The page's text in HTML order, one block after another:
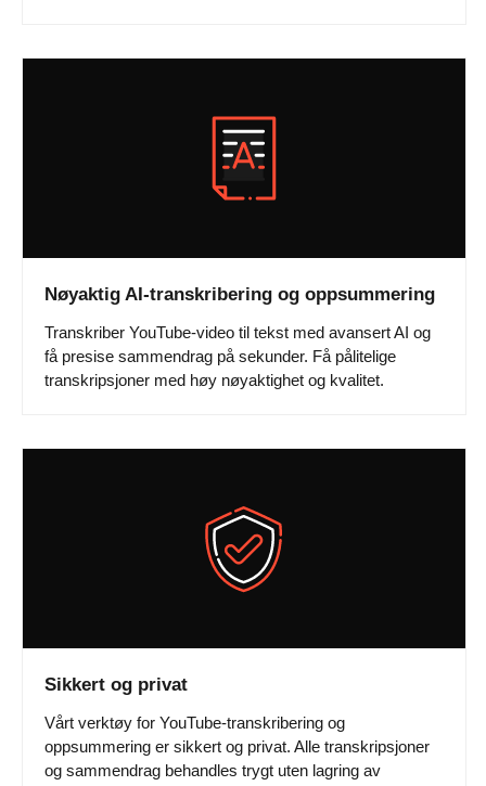
Nøyaktig AI-transkribering og oppsummering
Transkriber YouTube-video til tekst med avansert AI og
få presise sammendrag på sekunder. Få pålitelige
transkripsjoner med høy nøyaktighet og kvalitet.
Sikkert og privat
Vårt verktøy for YouTube-transkribering og
oppsummering er sikkert og privat. Alle transkripsjoner
og sammendrag behandles trygt uten lagring av